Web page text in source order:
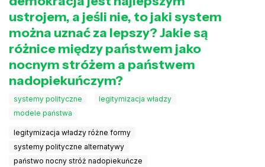
ustrojem, a jeśli nie, to jaki system
można uznać za lepszy? Jakie są
różnice między państwem jako
nocnym stróżem a państwem
nadopiekuńczym?
systemy polityczne
legitymizacja władzy
modele państwa
legitymizacja władzy różne formy
systemy polityczne alternatywy
państwo nocny stróż nadopiekuńcze